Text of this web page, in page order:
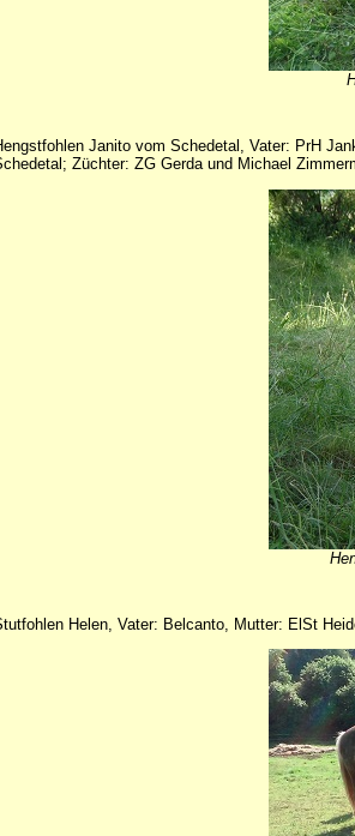
Janito vom Schedetal, Vater: PrH
Züchter: ZG Gerda und Michael
Helen, Vater: Belcanto, Mutter: ElSt